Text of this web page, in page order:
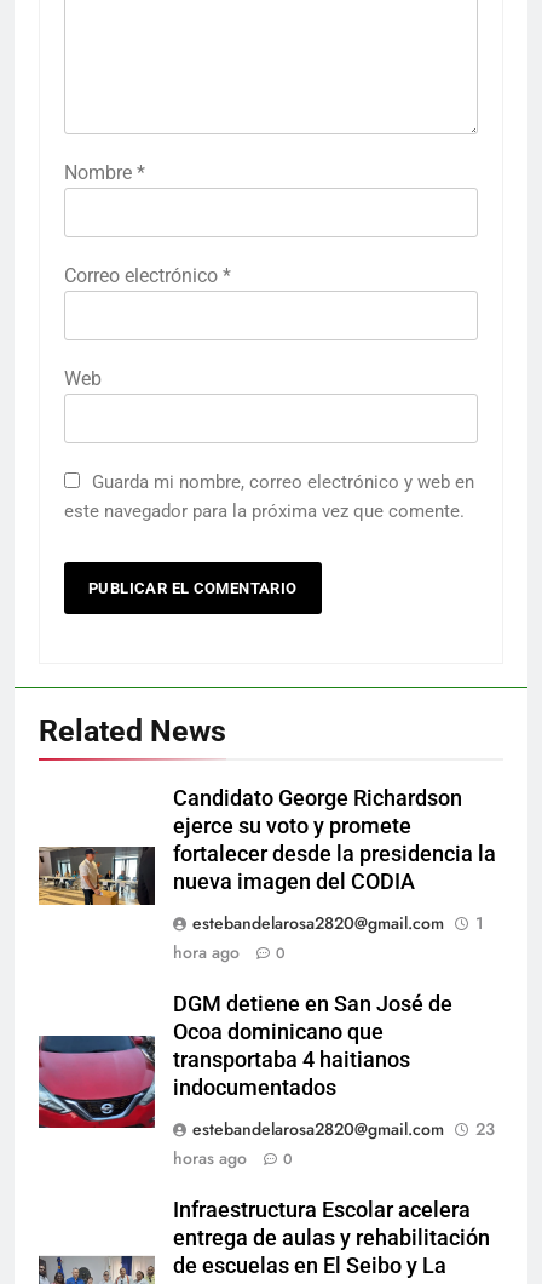
Nombre *
Correo electrónico *
Web
Guarda mi nombre, correo electrónico y web en
este navegador para la próxima vez que comente.
Related News
Candidato George Richardson
ejerce su voto y promete
fortalecer desde la presidencia la
nueva imagen del CODIA
estebandelarosa2820@gmail.com
1
hora ago
0
DGM detiene en San José de
Ocoa dominicano que
transportaba 4 haitianos
indocumentados
estebandelarosa2820@gmail.com
23
horas ago
0
Infraestructura Escolar acelera
entrega de aulas y rehabilitación
de escuelas en El Seibo y La